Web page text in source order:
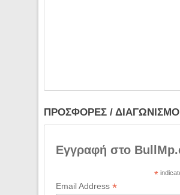
ΠΡΟΣΦΟΡΕΣ /
Εγγραφή στο
*
Email Address *